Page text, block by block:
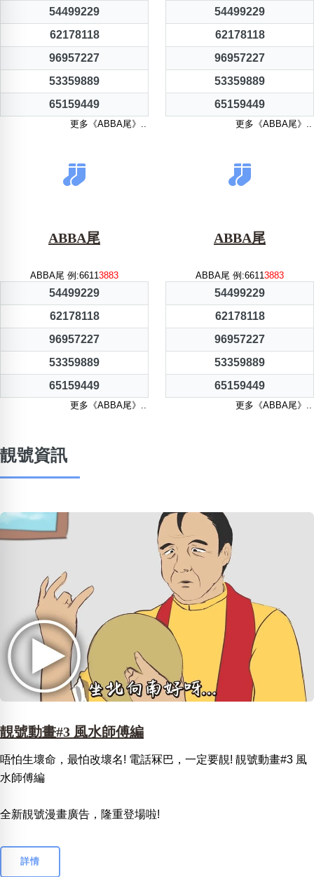
54499229
62178118
96957227
53359889
65159449
更多《ABBA尾》..
54499229
62178118
96957227
53359889
65159449
更多《ABBA尾》..
ABBA尾
ABBA尾 例:66113883
54499229
62178118
96957227
53359889
65159449
更多《ABBA尾》..
ABBA尾
ABBA尾 例:66113883
54499229
62178118
96957227
53359889
65159449
更多《ABBA尾》..
靚號資訊
靚號動畫#3 風水師傅編
唔怕生壞命，最怕改壞名! 電話冧巴，一定要靚! 靚號動畫#3 風
水師傅編
全新靚號漫畫廣告，隆重登場啦!
詳情